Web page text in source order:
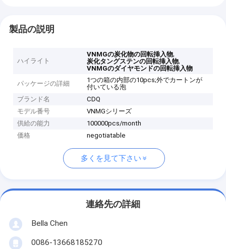
製品の説明
ハイライト
VNMGの炭化物の回転挿入物,
炭化タングステンの回転挿入物,
VNMGのダイヤモンドの回転挿入物
パッケージの詳細
1つの箱の内部の10pcs;外でカートンが
付いている泡
ブランド名
CDQ
モデル番号
VNMGシリーズ
供給の能力
100000pcs/month
価格
negotiatable
多くを見て下さい
連絡先の詳細
Bella Chen
0086-13668185270